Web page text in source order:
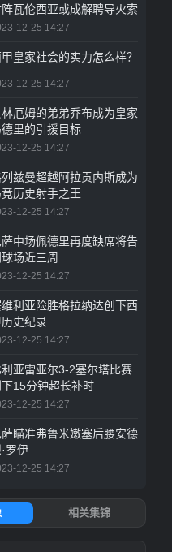
阵瓦伦西亚或成解聘导火索
12-25 14:27
皇家社会的实力怎么样？
12-25 14:27
林厄姆的弟弟乔布成为皇家
里的引援目标
12-25 14:27
兹曼超越阿拉贡内斯成为
历史射手之王
12-25 14:27
萨中场佩德里再度缺席将告
场近三周
12-25 14:27
利亚险胜格拉纳达创下西
历史纪录
12-25 14:27
利亚雷亚尔3-2塞尔塔比赛
15分钟超长补时
12-25 14:27
萨瞄准弗鲁米嫩塞后腰安德
罗伊
12-25 14:27